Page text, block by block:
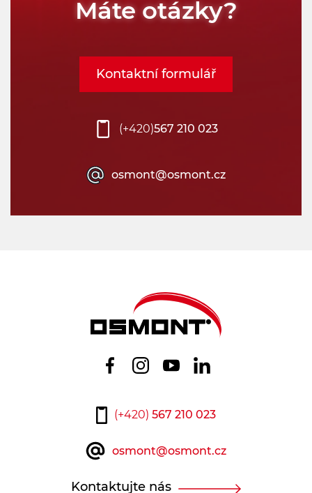
Máte otázky?
(+420)567 210 023
osmont@osmont.cz
Kontaktní formulář
(+420) 567 210 023
osmont@osmont.cz
Kontaktujte nás